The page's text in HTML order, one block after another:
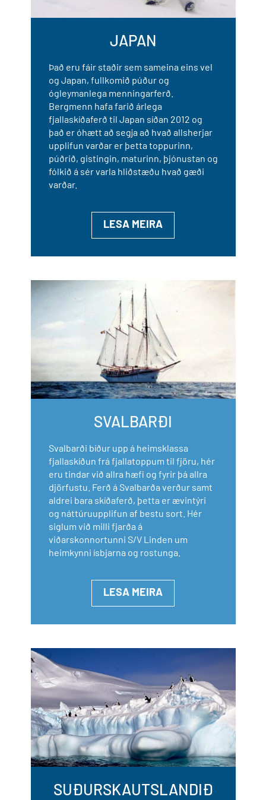
JAPAN
Það eru fáir staðir sem sameina eins vel
og Japan, fullkomið púður og
ógleymanlega menningarferð.
Bergmenn hafa farið árlega
fjallaskíðaferð til Japan síðan 2012 og
það er óhætt að segja að hvað allsherjar
upplifun varðar er þetta toppurinn,
púðrið, gistingin, maturinn, þjónustan og
fólkið á sér varla hliðstæðu hvað gæði
varðar.
LESA MEIRA
SVALBARÐI
Svalbarði bíður upp á heimsklassa
fjallaskíðun frá fjallatoppum til fjöru, hér
eru tindar við allra hæfi og fyrir þá allra
djörfustu. Ferð á Svalbarða verður samt
aldrei bara skíðaferð, þetta er ævintýri
og náttúruupplifun af bestu sort. Hér
siglum við milli fjarða á
viðarskonnortunni S/V Linden um
heimkynni ísbjarna og rostunga.
LESA MEIRA
SUÐURSKAUTSLANDIÐ